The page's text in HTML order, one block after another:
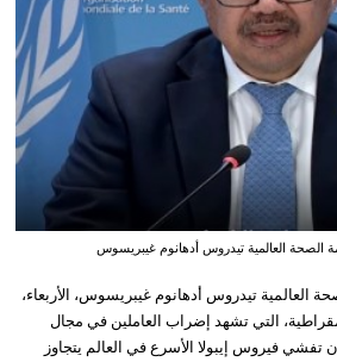
الصحة العالمية تيدروس أدهانوم غيبريسوس
العالمية تيدروس أدهانوم غيبريسوس، الأربعاء،
التي تشهد إضراب العاملين في مجال
فيروس إيبولا الأسرع في العالم يتجاوز